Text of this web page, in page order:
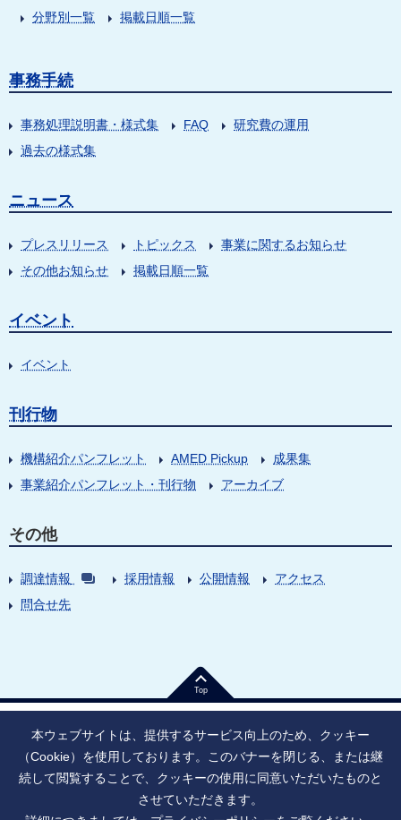
分野別一覧
掲載日順一覧
事務手続
事務処理説明書・様式集 FAQ
研究費の運用
過去の様式集
ニュース
プレスリリース トピックス
事業に関するお知らせ
その他お知らせ
掲載日順一覧
イベント
イベント
刊行物
機構紹介パンフレット AMED Pickup
成果集
事業紹介パンフレット・刊行物
アーカイブ
その他
調達情報 採用情報 公開情報
アクセス
問合せ先
Top
法人番号：9010005023796 東京都千代田区大手町1丁目7番1号
寄附のお願い
ご利用上の注意
本ウェブサイトは、提供するサービス向上のため、クッキー
（Cookie）を使用しております。このバナーを閉じる、または継
続して閲覧することで、クッキーの使用に同意いただいたものと
させていただきます。